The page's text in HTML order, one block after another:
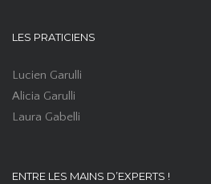
LES PRATICIENS
Lucien Garulli
Alicia Garulli
Laura Gabelli
ENTRE LES MAINS D’EXPERTS !